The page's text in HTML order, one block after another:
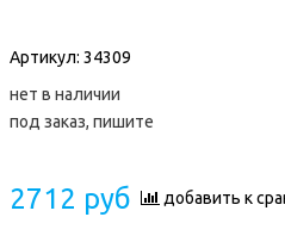
Артикул: 34309
нет в наличии
под заказ, пишите
2712 руб добавить к